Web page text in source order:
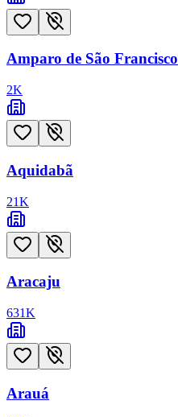
Amparo de São Francisco
2K
Aquidabã
21K
Aracaju
631K
Arauá